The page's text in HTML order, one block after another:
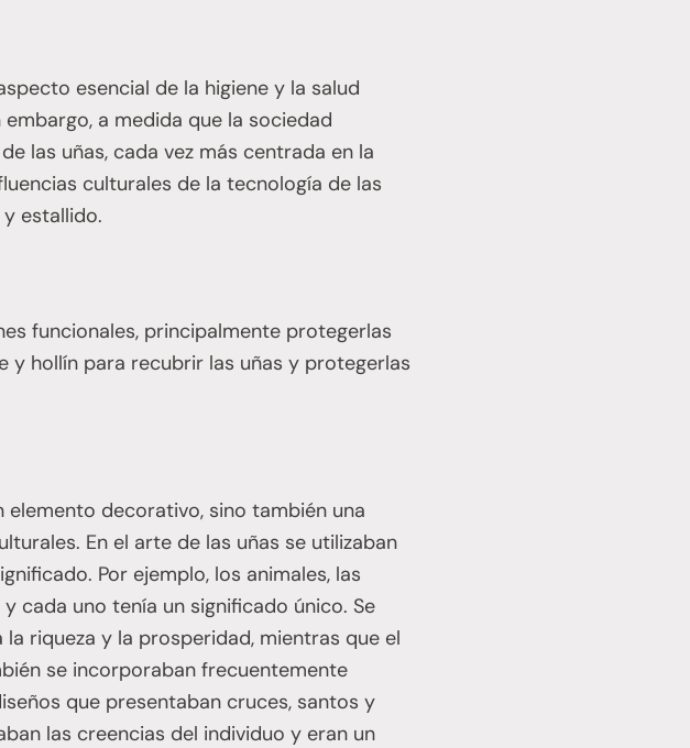
esencial de la higiene y la salud
a medida que la sociedad
las uñas, cada vez más centrada en la
culturales de la tecnología de las
estallido.
funcionales, principalmente protegerlas
y hollín para recubrir las uñas y protegerlas
elemento decorativo, sino también una
En el arte de las uñas se utilizaban
Por ejemplo, los animales, las
cada uno tenía un significado único. Se
riqueza y la prosperidad, mientras que el
se incorporaban frecuentemente
que presentaban cruces, santos y
las creencias del individuo y eran un